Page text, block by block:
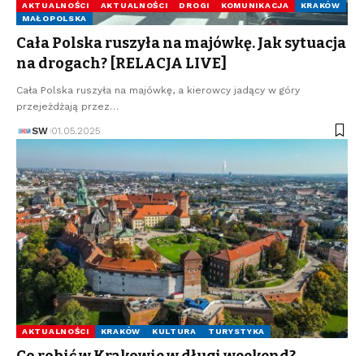
AKTUALNOŚCI AKTUALNOŚCI DROGI KOMUNIKACJA
KRAKÓW
MAŁOPOLSKA
Cała Polska ruszyła na majówkę. Jak sytuacja
na drogach? [RELACJA LIVE]
Cała Polska ruszyła na majówkę, a kierowcy jadący w góry
przejeżdżają przez…
SW 01.05.2025
AKTUALNOŚCI KRAKÓW KULTURA TURYSTYKA